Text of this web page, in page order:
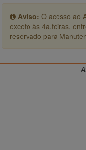
Aviso: O acesso ao
exceto às 4a.feiras,
reservado para